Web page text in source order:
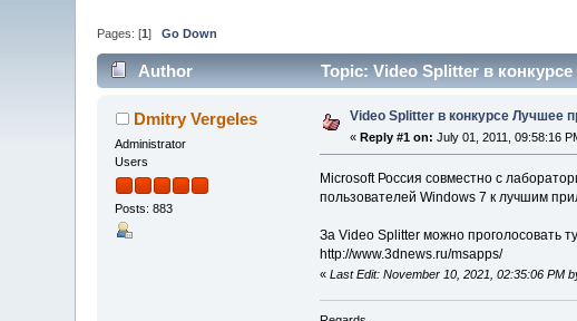
Pages: [1]Go Down
Author Topic: Video Splitter в
Dmitry Vergeles
Administrator
Users
Posts: 883
Video Splitter в конкурсе Лучшее
«Reply #1 on: July 01, 2011, 09:58:16
Microsoft Россия совместно с
пользователей Windows 7 к лучшим
За Video Splitter можно проголосовать
http://www.3dnews.ru/msapps/
« Last Edit: November 10, 2021, 02:35:06 PM